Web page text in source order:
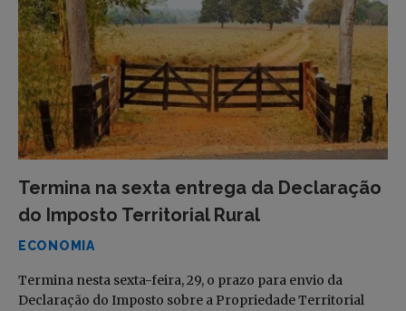
Termina na sexta entrega da Declaração
do Imposto Territorial Rural
ECONOMIA
Termina nesta sexta-feira, 29, o prazo para envio da
Declaração do Imposto sobre a Propriedade Territorial